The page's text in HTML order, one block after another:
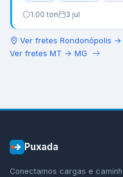
1.00 ton 3 jul
Ver fretes Rondonópolis →
Ver fretes MT → MG
Puxada
Conectamos cargas e